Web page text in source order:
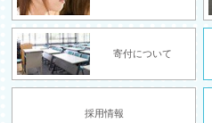
寄付について
採用情報